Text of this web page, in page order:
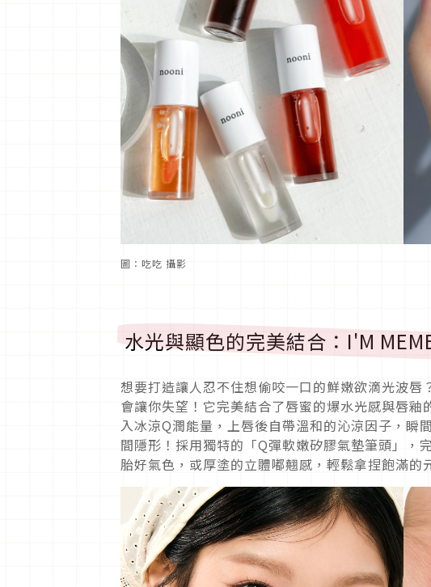
圖：吃吃 攝影
水光與顯色的完美結合：I'M
想要打造讓人忍不住想偷咬一口的鮮嫩欲滴光波
會讓你失望！它完美結合了唇蜜的爆水光感與唇
入冰涼Q潤能量，上唇後自帶溫和的沁涼因子，瞬
間隱形！採用獨特的「Q彈軟嫩矽膠氣墊筆頭」，
胎好氣色，或厚塗的立體嘟翹感，輕鬆拿捏飽滿的